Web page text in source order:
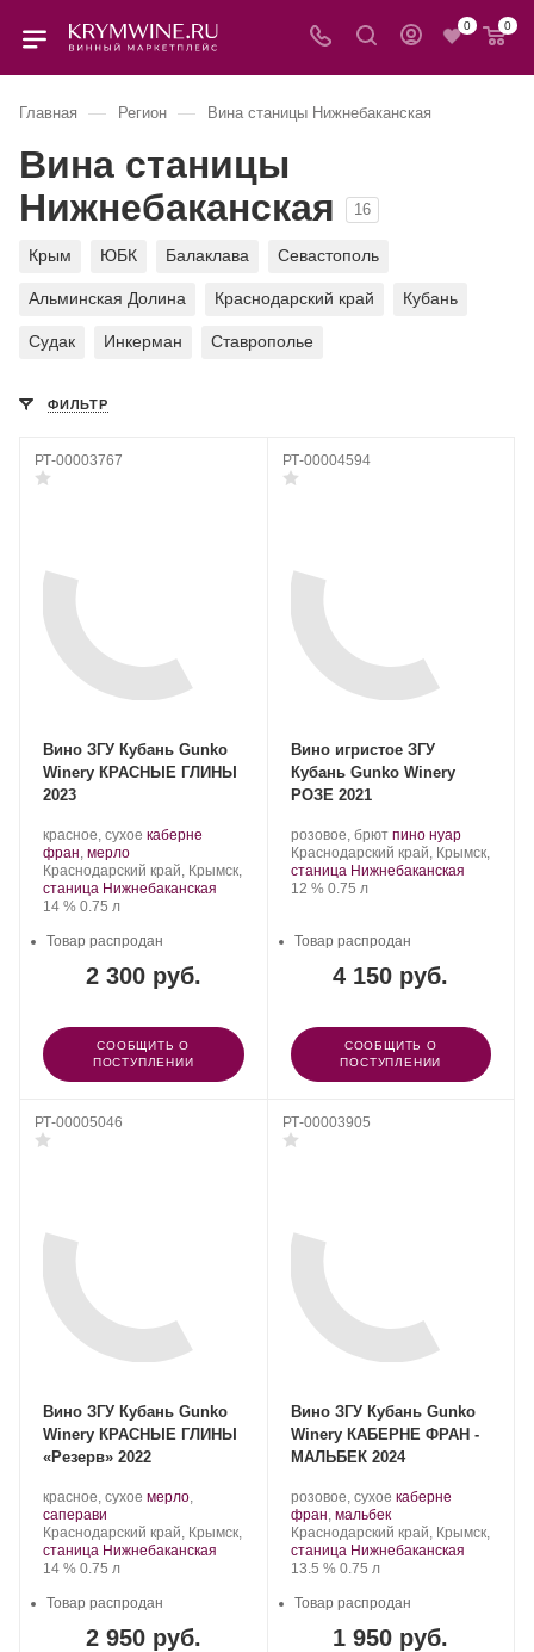
0 0
Главная — Регион — Вина станицы Нижнебаканская
Вина станицы
Нижнебаканская
16
Крым ЮБК Балаклава Севастополь
Альминская Долина Краснодарский край Кубань
Судак Инкерман Ставрополье
ФИЛЬТР
РТ-00003767
Вино ЗГУ Кубань Gunko
Winery КРАСНЫЕ ГЛИНЫ
2023
Производитель:
Gunko
Winery.
красное, сухое .
винограда:
каберне
фран, мерло.
Регион:
Краснодарский край, Крымск,
станица Нижнебаканская
Крепость
14 %. Объем
0.75 л
2 300 руб.
Товар распродан
СООБЩИТЬ О
ПОСТУПЛЕНИИ
РТ-00004594
Вино игристое ЗГУ
Кубань Gunko Winery
РОЗЕ 2021
Производитель:
Gunko
Winery.
розовое, брют .
Сорт
винограда:
пино нуар.
Регион:
Краснодарский край, Крымск,
станица Нижнебаканская
Крепость
12 %. Объем
0.75 л
4 150 руб.
Товар распродан
СООБЩИТЬ О
ПОСТУПЛЕНИИ
РТ-00005046
Вино ЗГУ Кубань Gunko
Winery КРАСНЫЕ ГЛИНЫ
«Резерв» 2022
Производитель:
Gunko
Winery.
красное, сухое .
винограда:
мерло,
саперави
Регион:
Краснодарский край, Крымск,
станица Нижнебаканская
Крепость
14 %. Объем
0.75 л
2 950 руб.
Товар распродан
РТ-00003905
Вино ЗГУ Кубань Gunko
Winery КАБЕРНЕ ФРАН -
МАЛЬБЕК 2024
Производитель:
Gunko
Winery.
розовое, сухое .
винограда:
каберне
фран, мальбек.
Регион:
Краснодарский край, Крымск,
станица Нижнебаканская
Крепость
13.5 %. Объем
0.75 л
1 950 руб.
Товар распродан